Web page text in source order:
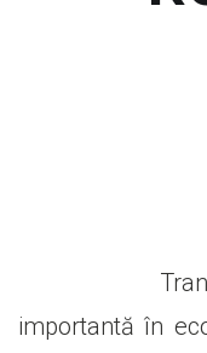
importantă în